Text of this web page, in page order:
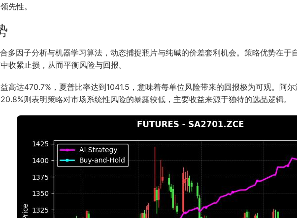
先性。
多因子分析与机器学习算法，动态捕捉瓶片与纯碱的价差套利机会。策略优势在
收紧止损，从而平衡风险与回报。
高达470.7%，夏普比率达到1041.5，意味着每单位风险带来的回报极为可观。阿
则表明策略对市场系统性风险的暴露较低，主要收益来源于独特的选品逻辑。